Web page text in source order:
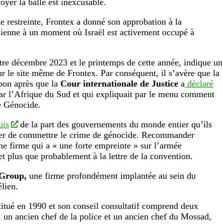
la balle est inexcusable.
restreinte, Frontex a donné son approbation à la
à un moment où Israël est activement occupé à
décembre 2023 et le printemps de cette année, indique un
le site même de Frontex. Par conséquent, il s’avère que la
après que la Cour internationale de Justice a déclaré
l’Afrique du Sud et qui expliquait par le menu comment
de la part des gouvernements du monde entier qu’ils
de commettre le crime de génocide. Recommander
firme qui a « une forte empreinte » sur l’armée
plus que probablement à la lettre de la convention.
une firme profondément implantée au sein du
en 1990 et son conseil consultatif comprend deux
un ancien chef de la police et un ancien chef du Mossad,